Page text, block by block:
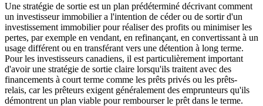
Une stratégie de sortie est un plan prédéterminé décrivant comment
un investisseur immobilier a l'intention de céder ou de sortir d'un
investissement immobilier pour réaliser des profits ou minimiser les
pertes, par exemple en vendant, en refinançant, en convertissant à un
usage différent ou en transférant vers une détention à long terme.
Pour les investisseurs canadiens, il est particulièrement important
d'avoir une stratégie de sortie claire lorsqu'ils traitent avec des
financements à court terme comme les prêts privés ou les prêts-
relais, car les prêteurs exigent généralement des emprunteurs qu'ils
démontrent un plan viable pour rembourser le prêt dans le terme.